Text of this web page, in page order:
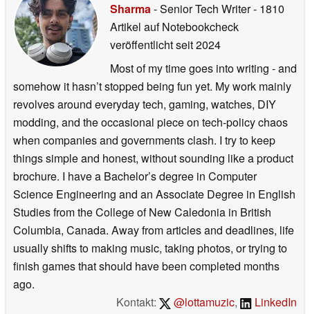
Sharma- Senior Tech Writer- 1810
Artikel auf Notebookcheck
veröffentlichtseit 2024
Most of my time goes into writing - and
somehow it hasn’t stopped being fun yet. My work mainly
revolves around everyday tech, gaming, watches, DIY
modding, and the occasional piece on tech-policy chaos
when companies and governments clash. I try to keep
things simple and honest, without sounding like a product
brochure. I have a Bachelor’s degree in Computer
Science Engineering and an Associate Degree in English
Studies from the College of New Caledonia in British
Columbia, Canada. Away from articles and deadlines, life
usually shifts to making music, taking photos, or trying to
finish games that should have been completed months
ago.
Kontakt:
@lottamuzic, LinkedIn